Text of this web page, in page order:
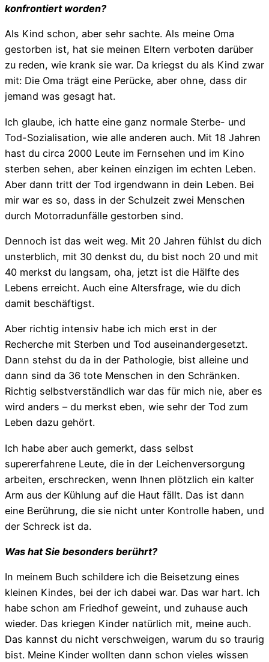
konfrontiert worden?
Als Kind schon, aber sehr sachte. Als meine Oma
gestorben ist, hat sie meinen Eltern verboten darüber
zu reden, wie krank sie war. Da kriegst du als Kind zwar
mit: Die Oma trägt eine Perücke, aber ohne, dass dir
jemand was gesagt hat.
Ich glaube, ich hatte eine ganz normale Sterbe- und
Tod-Sozialisation, wie alle anderen auch. Mit 18 Jahren
hast du circa 2000 Leute im Fernsehen und im Kino
sterben sehen, aber keinen einzigen im echten Leben.
Aber dann tritt der Tod irgendwann in dein Leben. Bei
mir war es so, dass in der Schulzeit zwei Menschen
durch Motorradunfälle gestorben sind.
Dennoch ist das weit weg. Mit 20 Jahren fühlst du dich
unsterblich, mit 30 denkst du, du bist noch 20 und mit
40 merkst du langsam, oha, jetzt ist die Hälfte des
Lebens erreicht. Auch eine Altersfrage, wie du dich
damit beschäftigst.
Aber richtig intensiv habe ich mich erst in der
Recherche mit Sterben und Tod auseinandergesetzt.
Dann stehst du da in der Pathologie, bist alleine und
dann sind da 36 tote Menschen in den Schränken.
Richtig selbstverständlich war das für mich nie, aber es
wird anders – du merkst eben, wie sehr der Tod zum
Leben dazu gehört.
Ich habe aber auch gemerkt, dass selbst
supererfahrene Leute, die in der Leichenversorgung
arbeiten, erschrecken, wenn Ihnen plötzlich ein kalter
Arm aus der Kühlung auf die Haut fällt. Das ist dann
eine Berührung, die sie nicht unter Kontrolle haben, und
der Schreck ist da.
Was hat Sie besonders berührt?
In meinem Buch schildere ich die Beisetzung eines
kleinen Kindes, bei der ich dabei war. Das war hart. Ich
habe schon am Friedhof geweint, und zuhause auch
wieder. Das kriegen Kinder natürlich mit, meine auch.
Das kannst du nicht verschweigen, warum du so traurig
bist. Meine Kinder wollten dann schon vieles wissen